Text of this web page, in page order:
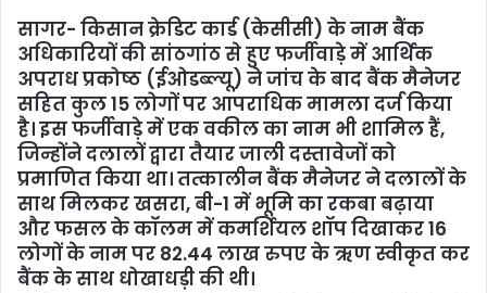
सागर- किसान क्रेडिट कार्ड (केसीसी) के नाम बैंक
अधिकारियों की सांठगांठ से हुए फर्जीवाड़े में आर्थिक
अपराध प्रकोष्ठ (ईओडब्ल्यू) ने जांच के बाद बैंक मैनेजर
सहित कुल 15 लोगों पर आपराधिक मामला दर्ज किया
है। इस फर्जीवाड़े में एक वकील का नाम भी शामिल हैं,
जिन्होंने दलालों द्वारा तैयार जाली दस्तावेजों को
प्रमाणित किया था। तत्कालीन बैंक मैनेजर ने दलालों के
साथ मिलकर खसरा, बी-1 में भूमि का रकबा बढ़ाया
और फसल के कॉलम में कमर्शियल शॉप दिखाकर 16
लोगों के नाम पर 82.44 लाख रुपए के ऋण स्वीकृत कर
बैंक के साथ धोखाधड़ी की थी।